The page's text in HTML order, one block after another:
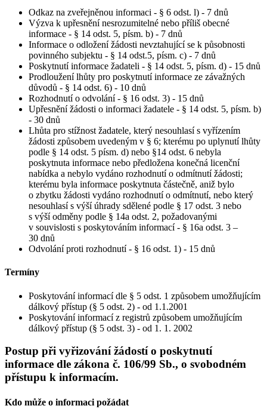
Odkaz na zveřejněnou informaci - § 6 odst. l) - 7 dnů
Výzva k upřesnění nesrozumitelné nebo příliš obecné
informace - § 14 odst. 5, písm. b) - 7 dnů
Informace o odložení žádosti nevztahující se k působnosti
povinného subjektu - § 14 odst.5, písm. c) - 7 dnů
Poskytnutí informace žadateli - § 14 odst. 5, písm. d) - 15 dnů
Prodloužení lhůty pro poskytnutí informace ze závažných
důvodů - § 14 odst. 6) - 10 dnů
Rozhodnutí o odvolání - § 16 odst. 3) - 15 dnů
Upřesnění žádosti o informaci žadatele - § 14 odst. 5, písm. b)
- 30 dnů
Lhůta pro stížnost žadatele, který nesouhlasí s vyřízením
žádosti způsobem uvedeným v § 6; kterému po uplynutí lhůty
podle § 14 odst. 5 písm. d) nebo §14 odst. 6 nebyla
poskytnuta informace nebo předložena konečná licenční
nabídka a nebylo vydáno rozhodnutí o odmítnutí žádosti;
kterému byla informace poskytnuta částečně, aniž bylo
o zbytku žádosti vydáno rozhodnutí o odmítnutí, nebo který
nesouhlasí s výší úhrady sdělené podle § 17 odst. 3 nebo
s výší odměny podle § 14a odst. 2, požadovanými
v souvislosti s poskytováním informací - § 16a odst. 3 –
30 dnů
Odvolání proti rozhodnutí - § 16 odst. 1) - 15 dnů
Termíny
Poskytování informací dle § 5 odst. 1 způsobem umožňujícím
dálkový přístup (§ 5 odst. 2) - od 1.1.2001
Poskytování informací z registrů způsobem umožňujícím
dálkový přístup (§ 5 odst. 3) - od 1. 1. 2002
Postup při vyřizování žádostí o poskytnutí
informace dle zákona č. 106/99 Sb., o svobodném
přístupu k informacím.
Kdo může o informaci požádat